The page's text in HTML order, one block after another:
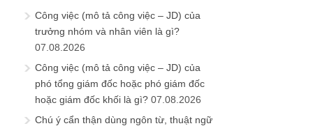
Công việc (mô tả công việc – JD) của
trưởng nhóm và nhân viên là gì?
07.08.2026
Công việc (mô tả công việc – JD) của
phó tổng giám đốc hoặc phó giám đốc
hoặc giám đốc khối là gì? 07.08.2026
Chú ý cẩn thận dùng ngôn từ, thuật ngữ